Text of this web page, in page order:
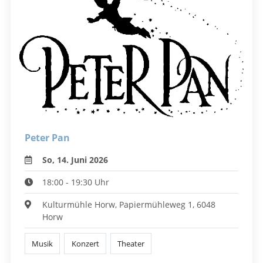
Peter Pan
So, 14. Juni 2026
18:00 - 19:30 Uhr
Kulturmühle Horw, Papiermühleweg 1, 6048
Horw
Musik Konzert Theater